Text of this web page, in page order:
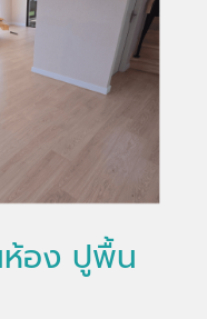
อง ปูพื้น